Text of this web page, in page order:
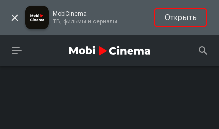
MobiCinema
ТВ, фильмы и сериалы
Открыть